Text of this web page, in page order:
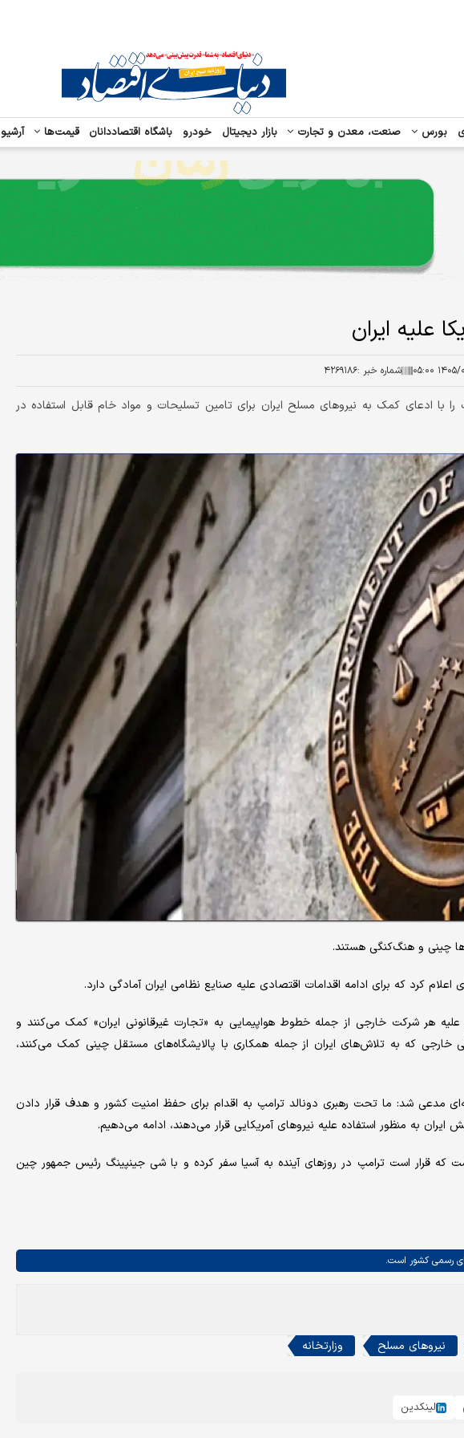
بورس صنعت، معدن و تجارت بازار دیجیتال خودرو باشگاه اقتصاددانان قیمت‌ها آرشیو
علیه ایران
۱۹ ۰۵:۰۰ شماره خبر :۴۲۶۹۱۸۶
آمریکا ۱۰ فرد و شرکت را با ادعای کمک به نیروهای مسلح ایران برای تامین تسلیحات و مواد خام قابل استفاده در
چینی و هنگ‌کنگی هستند.
اعلام کرد که برای ادامه اقدامات اقتصادی علیه صنایع نظامی ایران آمادگی دارد.
علیه هر شرکت خارجی از جمله خطوط هواپیمایی به «تجارت غیرقانونی ایران» کمک می‌کنند و
خارجی که به تلاش‌های ایران از جمله همکاری با پالایشگاه‌های مستقل چینی کمک می‌کنند،
مدعی شد: ما تحت رهبری دونالد ترامپ به اقدام برای حفظ امنیت کشور و هدف قرار دادن
ایران به منظور استفاده علیه نیروهای آمریکایی قرار می‌دهند، ادامه می‌دهیم.
که قرار است ترامپ در روزهای آینده به آسیا سفر کرده و با شی جینپینگ رئیس جمهور چین
رسمی کشور است.
نیروهای مسلح وزارتخانه
لینکدین